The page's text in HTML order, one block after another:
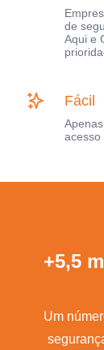
de
Aqui e
Fácil
acesso
+5,5
Um